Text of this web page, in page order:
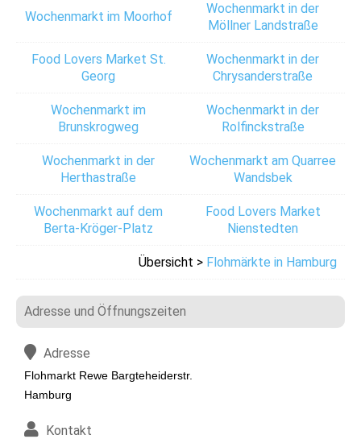
Wochenmarkt im Moorhof
Wochenmarkt in der
Möllner Landstraße
Food Lovers Market St.
Georg
Wochenmarkt in der
Chrysanderstraße
Wochenmarkt im
Brunskrogweg
Wochenmarkt in der
Rolfinckstraße
Wochenmarkt in der
Herthastraße
Wochenmarkt am Quarree
Wandsbek
Wochenmarkt auf dem
Berta-Kröger-Platz
Food Lovers Market
Nienstedten
Übersicht > Flohmärkte in Hamburg
Adresse und Öffnungszeiten
Adresse
Flohmarkt Rewe Bargteheiderstr.
Hamburg
Kontakt